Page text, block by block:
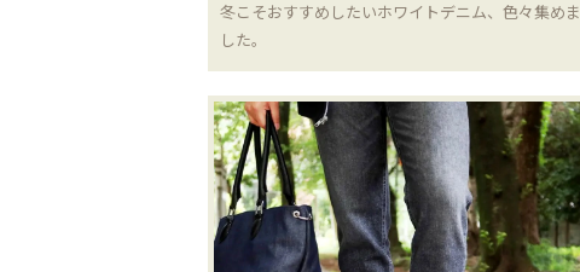
冬こそおすすめしたいホワイトデニム、色々集めま
した。